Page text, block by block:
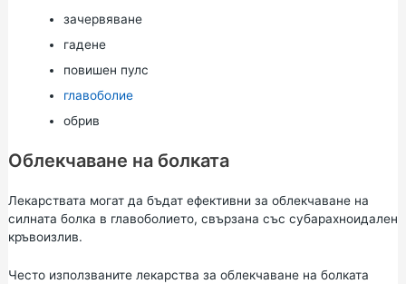
зачервяване
гадене
повишен пулс
главоболие
обрив
Облекчаване на болката
Лекарствата могат да бъдат ефективни за облекчаване на
силната болка в главоболието, свързана със субарахноидален
кръвоизлив.
Често използваните лекарства за облекчаване на болката